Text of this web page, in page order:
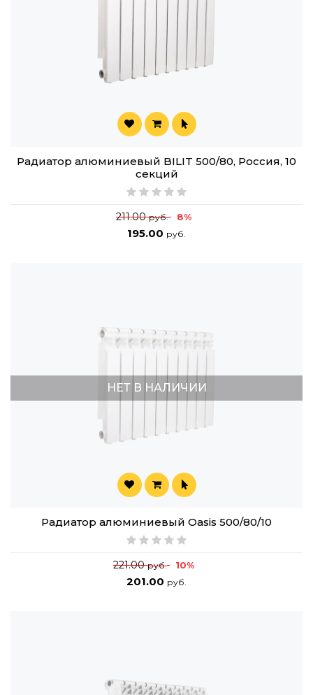
Радиатор алюминиевый BILIT 500/80, Россия, 10
секций
211.00руб. 8%
195.00 руб.
НЕТ В НАЛИЧИИ
Радиатор алюминиевый Oasis 500/80/10
221.00руб. 10%
201.00 руб.